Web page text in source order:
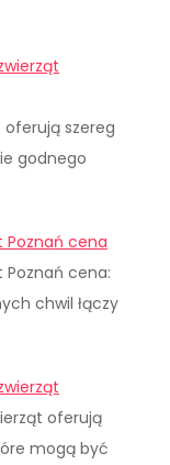
oferują szereg
godnego
Poznań cena
Poznań cena:
chwil łączy
oferują
mogą być